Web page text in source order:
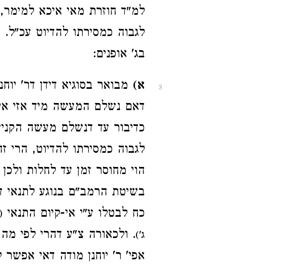
למ"ד חוזרת מאי איכא
לגבוה כמסירתו להדיוט
בג' אופנים:
3 א) מבואר בסוגיא דידן דר'
דאם נשלם המעשה מיד אזי
כדיבור עד דנשלם מעשה
לגבוה כמסירתו להדיוט,
הוי מחוסר זמן עד לחלות
בשיטת הרמב"ם בנוגע
כח לבטלו ע"י אי-קיום התנאי
ג'). ולכאורה צ"ע דהרי לפי
אפי' ר' יוחנן מודה דאי